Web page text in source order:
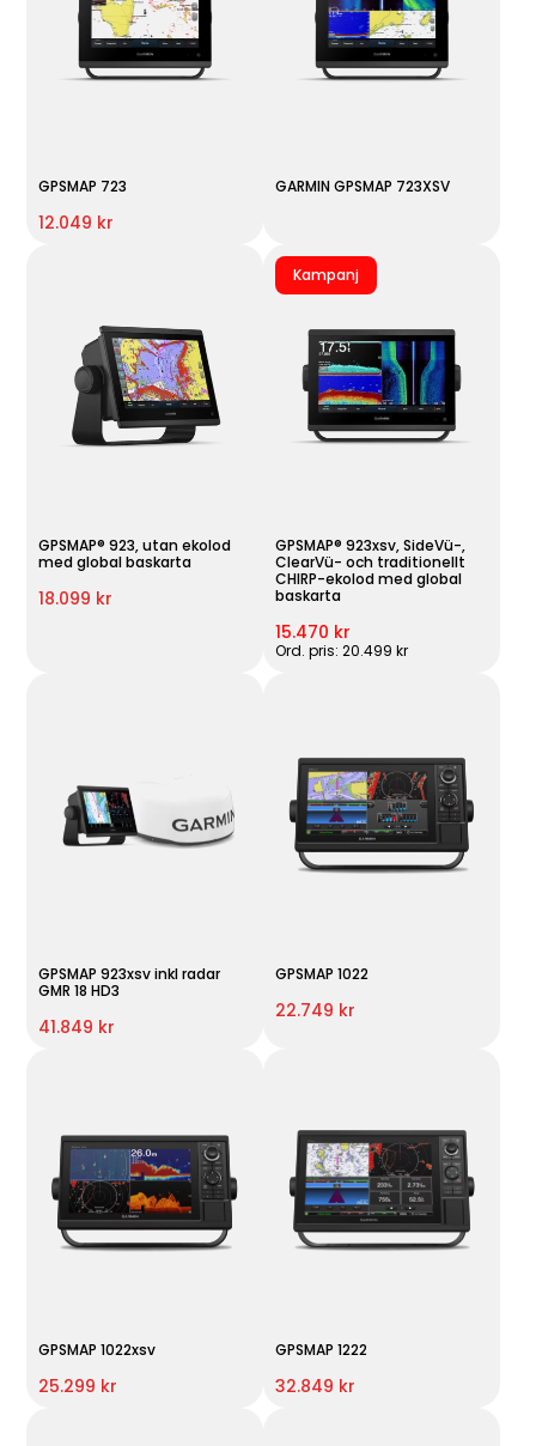
GPSMAP 723
12.049 kr
GARMIN GPSMAP 723XSV
GPSMAP® 923, utan ekolod
med global baskarta
18.099 kr
Kampanj
GPSMAP® 923xsv, SideVü-,
ClearVü- och traditionellt
CHIRP-ekolod med global
baskarta
15.470 kr
Ord. pris: 20.499 kr
GPSMAP 923xsv inkl radar
GMR 18 HD3
41.849 kr
GPSMAP 1022
22.749 kr
GPSMAP 1022xsv
25.299 kr
GPSMAP 1222
32.849 kr